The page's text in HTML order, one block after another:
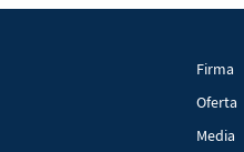
Firma
Oferta
Media